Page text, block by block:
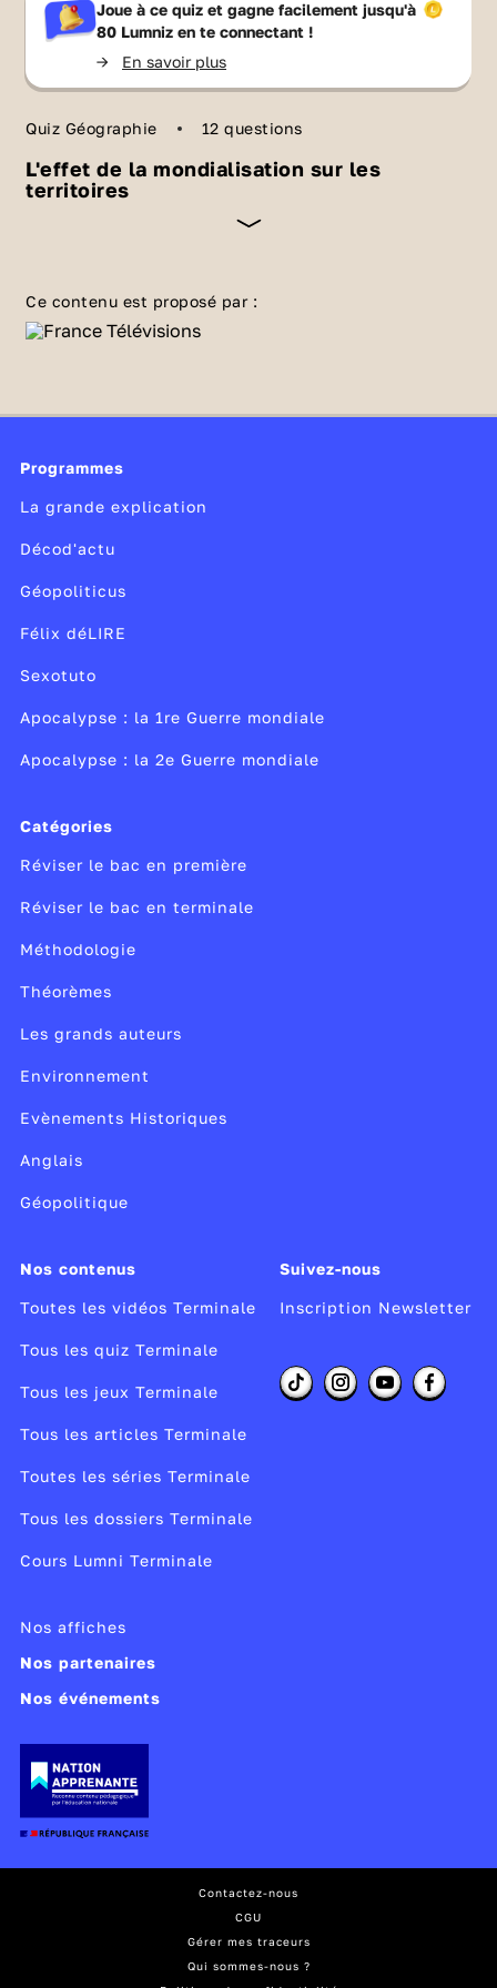
Joue à ce quiz et gagne facilement jusqu'à
80 Lumniz en te connectant !
-> En savoir plus
Quiz Géographie 12 questions
L'effet de la mondialisation sur les
territoires
hiérarchise et recompose les territoires du
monde à toutes les échelles. Révisez vos
Ce contenu est proposé par :
Programmes
La grande explication
Décod'actu
Géopoliticus
Félix déLIRE
Sexotuto
Apocalypse : la 1re Guerre mondiale
Apocalypse : la 2e Guerre mondiale
Catégories
Réviser le bac en première
Réviser le bac en terminale
Méthodologie
Théorèmes
Les grands auteurs
Environnement
Evènements Historiques
Anglais
Géopolitique
Nos contenus
Toutes les vidéos Terminale
Tous les quiz Terminale
Tous les jeux Terminale
Tous les articles Terminale
Toutes les séries Terminale
Tous les dossiers Terminale
Cours Lumni Terminale
Suivez-nous
Inscription Newsletter
Nos affiches
Nos partenaires
Nos événements
Contactez-nous
CGU
Gérer mes traceurs
Qui sommes-nous ?